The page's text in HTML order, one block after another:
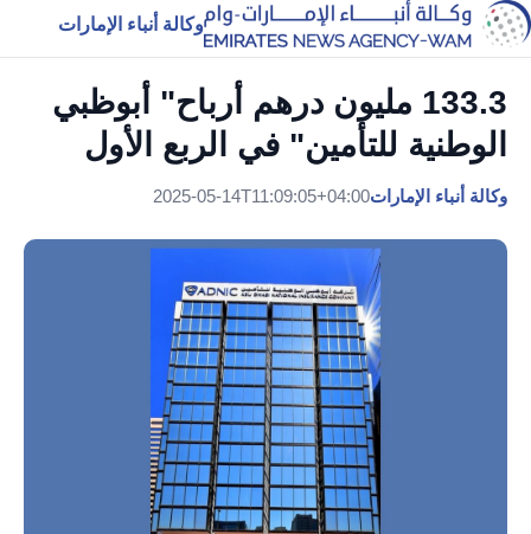
وكالة أنباء الإمارات
133.3 مليون درهم أرباح" أبوظبي
الوطنية للتأمين" في الربع الأول
وكالة أنباء الإمارات2025-05-14T11:09:05+04:00